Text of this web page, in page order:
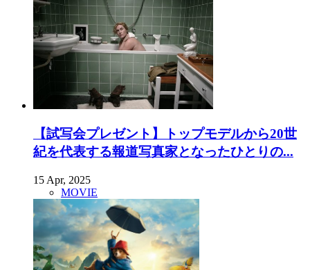
【試写会プレゼント】トップモデルから20世
紀を代表する報道写真家となったひとりの...
15 Apr, 2025
MOVIE